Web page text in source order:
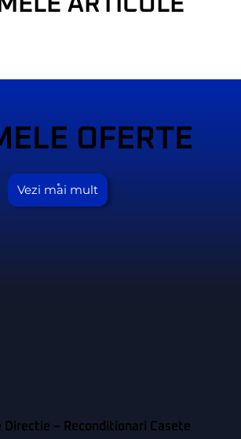
OFERTE
Vezi mai mult
Directie – Reconditionari Casete